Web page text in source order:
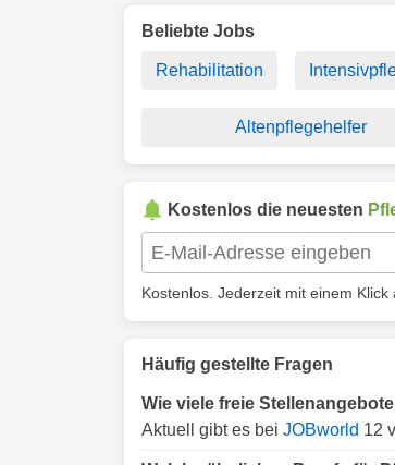
Beliebte Jobs
Rehabilitation
Altenpflegehelfer
Kostenlos die neuesten
Kostenlos. Jederzeit mit einem Klick
Häufig gestellte Fragen
Wie viele freie
Aktuell gibt es bei JOBworld 12